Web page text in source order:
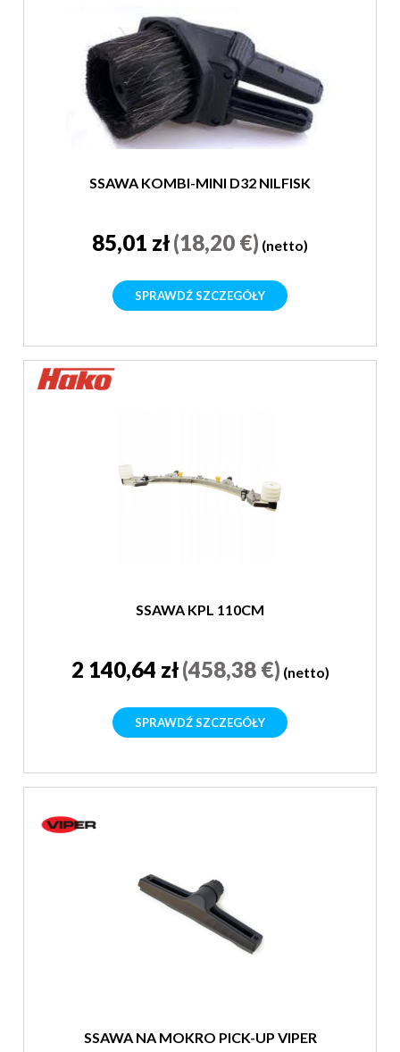
SSAWA KOMBI-MINI D32 NILFISK
85,01 zł(18,20 €) (netto)
SPRAWDŹ SZCZEGÓŁY
SSAWA KPL 110CM
2 140,64 zł(458,38 €) (netto)
SPRAWDŹ SZCZEGÓŁY
SSAWA NA MOKRO PICK-UP VIPER